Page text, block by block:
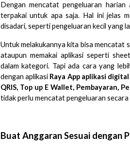
Dengan mencatat pengeluaran
terpakai untuk apa saja. Hal ini jelas
disadari, seperti pengeluaran kecil yang
Untuk melakukannya kita bisa mencatat
ataupun memakai aplikasi seperti
dalam kategori. Tapi ada cara yang
dengan aplikasi Raya App aplikasi
QRIS, Top up E Wallet, Pembayaran,
tidak perlu mencatat pengeluaran secara
Buat Anggaran Sesuai dengan